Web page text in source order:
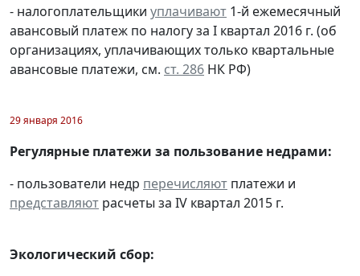
- налогоплательщики уплачивают 1-й ежемесячный
авансовый платеж по налогу за I квартал 2016 г. (об
организациях, уплачивающих только квартальные
авансовые платежи, см. ст. 286 НК РФ)
29 января 2016
Регулярные платежи за пользование недрами:
- пользователи недр перечисляют платежи и
представляют расчеты за IV квартал 2015 г.
Экологический сбор: